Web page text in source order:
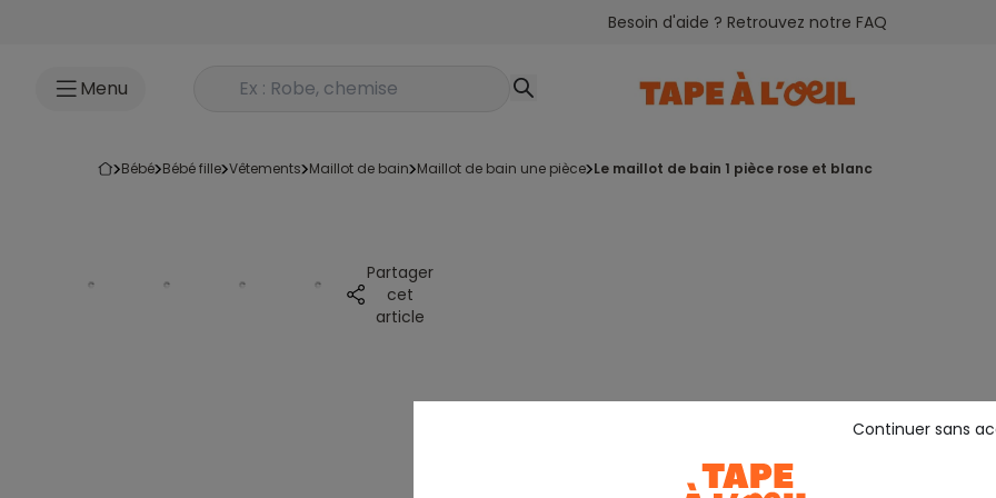
Besoin d'aide ? Retrouvez notre FAQ
Menu Rechercher un produit
bébé bébé fille vêtements maillot de bain maillot de bain une pièce le maillot de bain 1 pièce rose et blanc
Partager
cet
article
Continuer sans